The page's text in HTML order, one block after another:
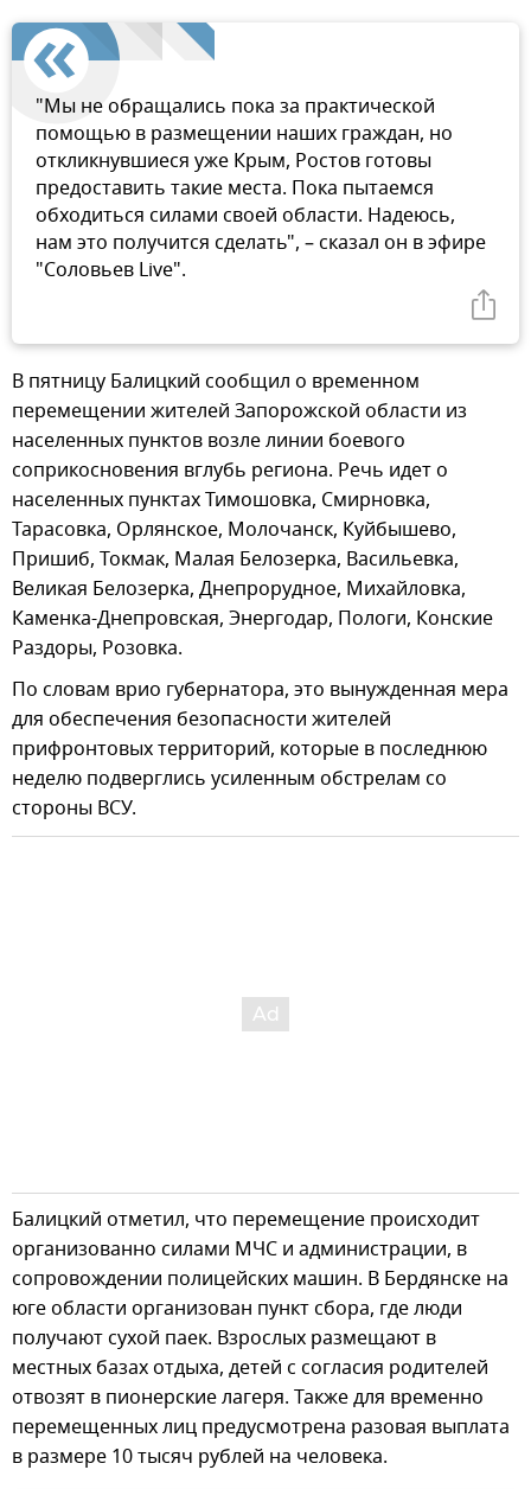
"Мы не обращались пока за практической
помощью в размещении наших граждан, но
откликнувшиеся уже Крым, Ростов готовы
предоставить такие места. Пока пытаемся
обходиться силами своей области. Надеюсь,
нам это получится сделать", – сказал он в эфире
"Соловьев Live".
В пятницу Балицкий сообщил о временном
перемещении жителей Запорожской области из
населенных пунктов возле линии боевого
соприкосновения вглубь региона. Речь идет о
населенных пунктах Тимошовка, Смирновка,
Тарасовка, Орлянское, Молочанск, Куйбышево,
Пришиб, Токмак, Малая Белозерка, Васильевка,
Великая Белозерка, Днепрорудное, Михайловка,
Каменка-Днепровская, Энергодар, Пологи, Конские
Раздоры, Розовка.
По словам врио губернатора, это вынужденная мера
для обеспечения безопасности жителей
прифронтовых территорий, которые в последнюю
неделю подверглись усиленным обстрелам со
стороны ВСУ.
Балицкий отметил, что перемещение происходит
организованно силами МЧС и администрации, в
сопровождении полицейских машин. В Бердянске на
юге области организован пункт сбора, где люди
получают сухой паек. Взрослых размещают в
местных базах отдыха, детей с согласия родителей
отвозят в пионерские лагеря. Также для временно
перемещенных лиц предусмотрена разовая выплата
в размере 10 тысяч рублей на человека.